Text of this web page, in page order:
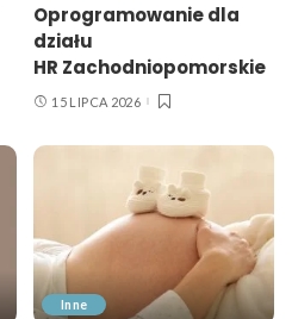
Oprogramowanie dla
działu
HR Zachodniopomorskie
15 LIPCA 2026
Inne